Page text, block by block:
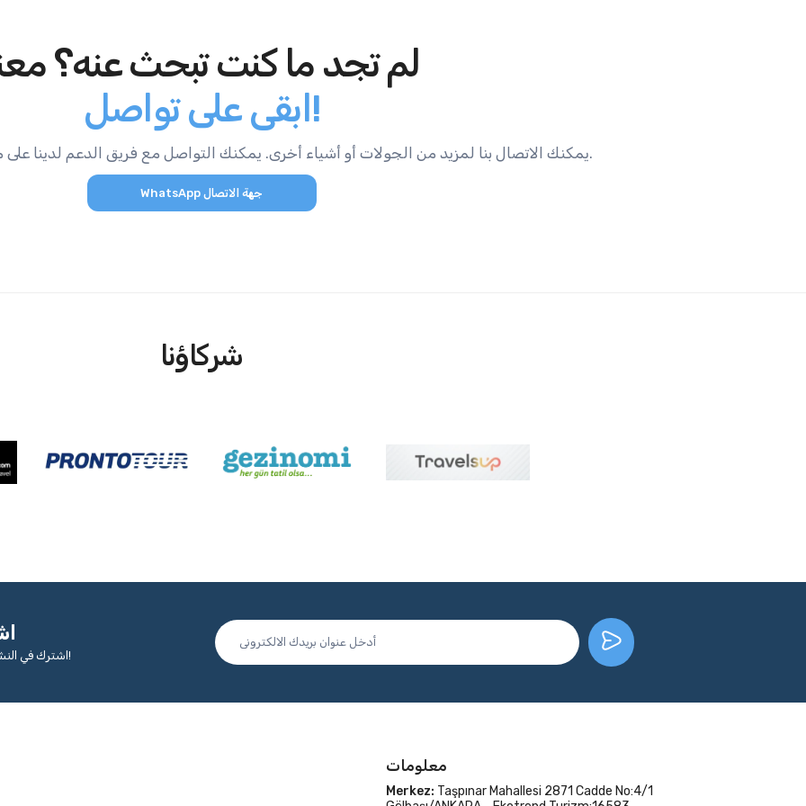
لم تجد ما كنت تبحث عنه؟
ابقى على تواصل!
يمكنك الاتصال بنا لمزيد من الجولات أو أشياء أخرى. يمكنك التواصل مع فريق الدعم لدينا على مدار الساعة طوال أيام الأسبوع.
WhatsApp جهة الاتصال
شركاؤنا
اشترك في النشرة الإخبارية الإلكترونية لتتعرف على الفور على الحملات والفرص!
معلومات
Merkez: Taşpınar Mahallesi 2871 Cadde No:4/1